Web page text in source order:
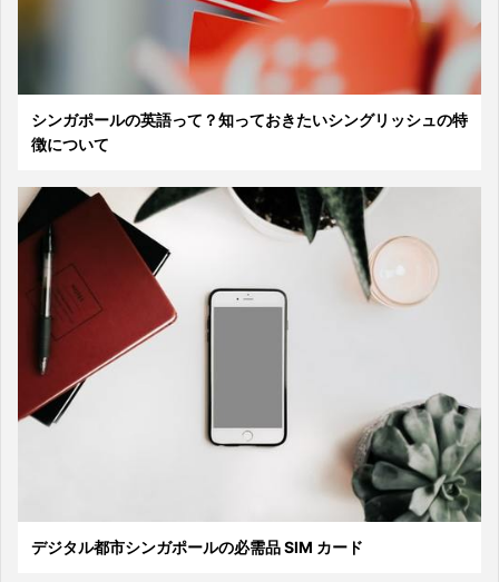
シンガポールの英語って？知っておきたいシングリッシュの特
徴について
デジタル都市シンガポールの必需品 SIM カード